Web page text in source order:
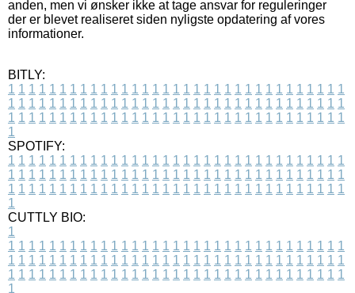
anden, men vi ønsker ikke at tage ansvar for reguleringer
der er blevet realiseret siden nyligste opdatering af vores
informationer.
BITLY:
1 1 1 1 1 1 1 1 1 1 1 1 1 1 1 1 1 1 1 1 1 1 1 1 1 1 1 1 1 1 1 1 1
1 1 1 1 1 1 1 1 1 1 1 1 1 1 1 1 1 1 1 1 1 1 1 1 1 1 1 1 1 1 1 1 1
1 1 1 1 1 1 1 1 1 1 1 1 1 1 1 1 1 1 1 1 1 1 1 1 1 1 1 1 1 1 1 1 1
1
SPOTIFY:
1 1 1 1 1 1 1 1 1 1 1 1 1 1 1 1 1 1 1 1 1 1 1 1 1 1 1 1 1 1 1 1 1
1 1 1 1 1 1 1 1 1 1 1 1 1 1 1 1 1 1 1 1 1 1 1 1 1 1 1 1 1 1 1 1 1
1 1 1 1 1 1 1 1 1 1 1 1 1 1 1 1 1 1 1 1 1 1 1 1 1 1 1 1 1 1 1 1 1
1
CUTTLY BIO:
1
1 1 1 1 1 1 1 1 1 1 1 1 1 1 1 1 1 1 1 1 1 1 1 1 1 1 1 1 1 1 1 1 1
1 1 1 1 1 1 1 1 1 1 1 1 1 1 1 1 1 1 1 1 1 1 1 1 1 1 1 1 1 1 1 1 1
1 1 1 1 1 1 1 1 1 1 1 1 1 1 1 1 1 1 1 1 1 1 1 1 1 1 1 1 1 1 1 1 1
1